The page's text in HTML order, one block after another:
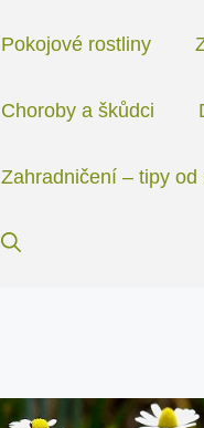
Pokojové rostliny
Choroby a škůdci
Zahradničení – tipy od